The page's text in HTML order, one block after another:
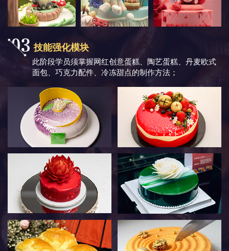
技能强化模块
此阶段学员须掌握网红创意蛋糕、陶艺蛋糕、丹麦欧式
面包、巧克力配件、冷冻甜点的制作方法；